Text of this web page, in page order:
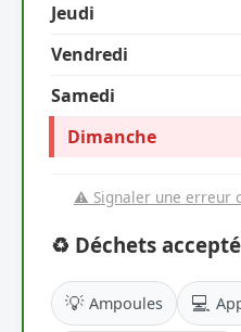
Jeudi
Vendredi
Samedi
Dimanche
⚠️ Signaler une erreur
♻️ Déchets
💡 Ampoules 💻